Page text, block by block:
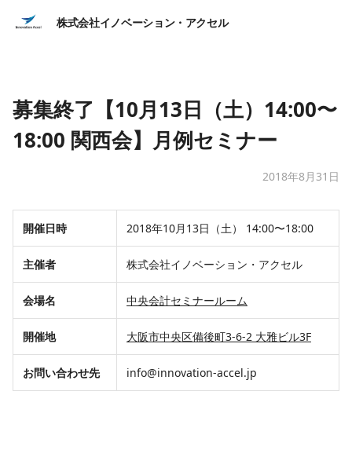
株式会社イノベーション・アクセル
募集終了【10月13日（土）14:00〜
18:00 関西会】月例セミナー
2018年8月31日
開催日時 2018年10月13日（土） 14:00〜18:00
主催者 株式会社イノベーション・アクセル
会場名 中央会計セミナールーム
開催地 大阪市中央区備後町3-6-2 大雅ビル3F
お問い合わせ先 info@innovation-accel.jp